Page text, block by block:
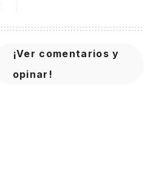
¡Ver comentarios y
opinar!